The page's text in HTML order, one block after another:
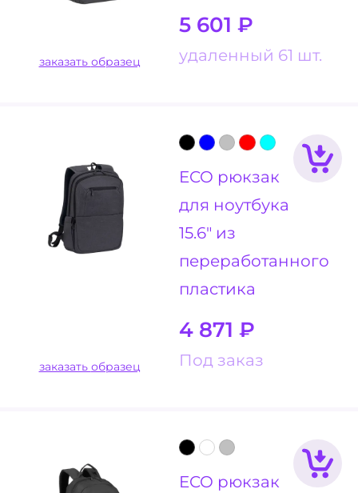
5 601 ₽
удаленный 61 шт.
заказать образец
ECO рюкзак
для ноутбука
15.6" из
переработанного
пластика
4 871 ₽
Под заказ
заказать образец
ECO рюкзак